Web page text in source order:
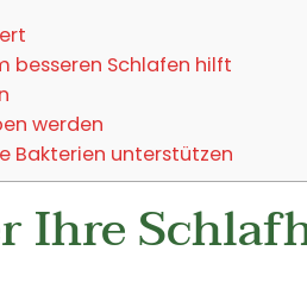
besseren Schlafen hilft
werden
Bakterien unterstützen
Ihre